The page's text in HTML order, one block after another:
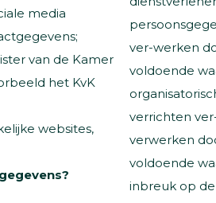
media
van de Kamer
het KvK
websites,
ver-werken
voldoende
verrichten
verwerken
voldoende
inbreuk op